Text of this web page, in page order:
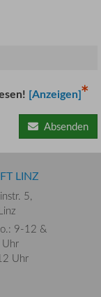
[Anzeigen]
Absenden
LINZ
5,
9-12 &
Uhr